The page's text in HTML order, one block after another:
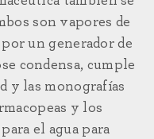
son vapores de
un generador de
se condensa, cumple
y las monografías
y los
el agua para